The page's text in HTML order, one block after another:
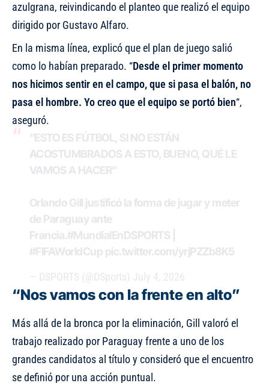
azulgrana, reivindicando el planteo que realizó el equipo
dirigido por Gustavo Alfaro.
En la misma línea, explicó que el plan de juego salió
como lo habían preparado. “Desde el primer momento
nos hicimos sentir en el campo, que si pasa el balón, no
pasa el hombre. Yo creo que el equipo se portó bien“,
aseguró.
"ESTO ES FÚTBOL, SI NO ESTÁN
ACOSTUMBRADOS A ESTO, BUENO, QUÉ LE
VAMOS A HACER"
Orlando Gill justificó la forma de jugar y meter
de Paraguay ante
Francia.#MundialEnDSPORTS
#FIFAWorldCup pic.twitter.com/yrjPZZb8K5
— DSPORTS (@DSports) July 4, 2026
“Nos vamos con la frente en alto”
Más allá de la bronca por la eliminación, Gill valoró el
trabajo realizado por Paraguay frente a uno de los
grandes candidatos al título y consideró que el encuentro
se definió por una acción puntual.